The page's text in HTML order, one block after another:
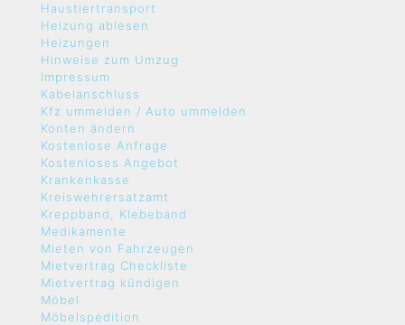
Haustiertransport
Heizung ablesen
Heizungen
Hinweise zum Umzug
Impressum
Kabelanschluss
Kfz ummelden / Auto ummelden
Konten ändern
Kostenlose Anfrage
Kostenloses Angebot
Krankenkasse
Kreiswehrersatzamt
Kreppband, Klebeband
Medikamente
Mieten von Fahrzeugen
Mietvertrag Checkliste
Mietvertrag kündigen
Möbel
Möbelspedition